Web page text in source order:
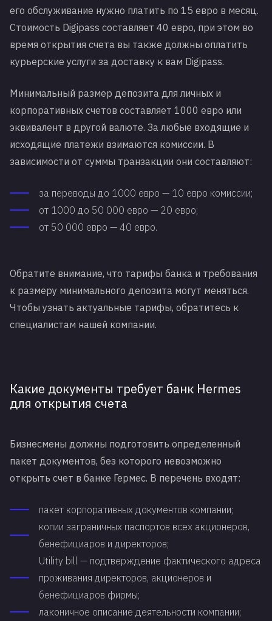
его обслуживание нужно платить по 15 евро в месяц.
Стоимость Digipass составляет 40 евро, при этом во
время открытия счета вы также должны оплатить
курьерские услуги за доставку к вам Digipass.
Минимальный размер депозита для личных и
корпоративных счетов составляет 1000 евро или
эквивалент в другой валюте. За любые входящие и
исходящие платежи взимаются комиссии. В
зависимости от суммы транзакции они составляют:
за переводы до 1000 евро — 10 евро комиссии;
от 1000 до 50 000 евро — 20 евро;
от 50 000 евро — 40 евро.
Обратите внимание, что тарифы банка и требования
к размеру минимального депозита могут меняться.
Чтобы узнать актуальные тарифы, обратитесь к
специалистам нашей компании.
Какие документы требует банк Hermes
для открытия счета
Бизнесмены должны подготовить определенный
пакет документов, без которого невозможно
открыть счет в банке Гермес. В перечень входят:
пакет корпоративных документов компании;
копии заграничных паспортов всех акционеров,
бенефициаров и директоров;
Utility bill — подтверждение фактического адреса
проживания директоров, акционеров и
бенефициаров фирмы;
лаконичное описание деятельности компании;